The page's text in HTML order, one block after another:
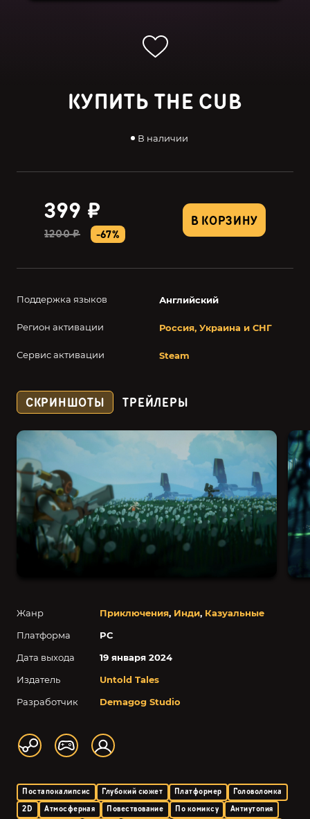
КУПИТЬ THE CUB
В наличии
В КОРЗИНУ
399 ₽
1200 ₽ -67%
Поддержка языков Английский
Регион активации Россия, Украина и СНГ
Сервис активации Steam
Жанр Приключения, Инди, Казуальные
Платформа
PC
Дата выхода
19 января 2024
Издатель
Untold Tales
Разработчик
Demagog Studio
Постапокалипсис Глубокий сюжет Платформер
Головоломка
2D
Атмосферная Повествование По комиксу Антиутопия
СКРИНШОТЫ ТРЕЙЛЕРЫ